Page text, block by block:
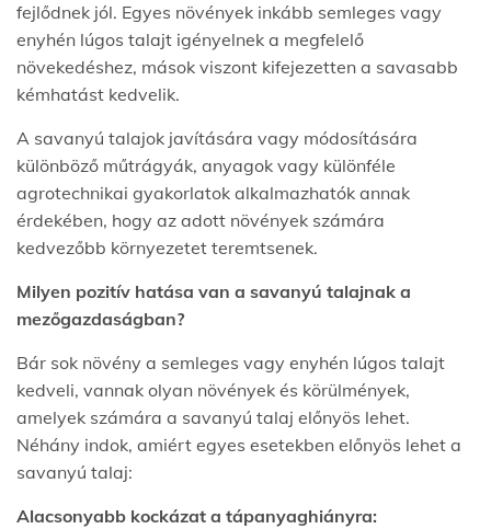
fejlődnek jól. Egyes növények inkább semleges vagy
enyhén lúgos talajt igényelnek a megfelelő
növekedéshez, mások viszont kifejezetten a savasabb
kémhatást kedvelik.
A savanyú talajok javítására vagy módosítására
különböző műtrágyák, anyagok vagy különféle
agrotechnikai gyakorlatok alkalmazhatók annak
érdekében, hogy az adott növények számára
kedvezőbb környezetet teremtsenek.
Milyen pozitív hatása van a savanyú talajnak a
mezőgazdaságban?
Bár sok növény a semleges vagy enyhén lúgos talajt
kedveli, vannak olyan növények és körülmények,
amelyek számára a savanyú talaj előnyös lehet.
Néhány indok, amiért egyes esetekben előnyös lehet a
savanyú talaj:
Alacsonyabb kockázat a tápanyaghiányra: